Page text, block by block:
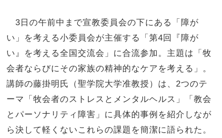
3日の午前中まで宣教委員会の下にある「障が
い」を考える小委員会が主催する「第4回『障が
い』を考える全国交流会」に合流参加。主題は「牧
会者ならびにその家族の精神的なケアを考える」。
講師の藤掛明氏（聖学院大学准教授）は、2つのテ
ーマ「牧会者のストレスとメンタルヘルス」「教会
とパーソナリティ障害」に具体的事例を紹介しなが
ら決して軽くないこれらの課題を簡潔に語られた。